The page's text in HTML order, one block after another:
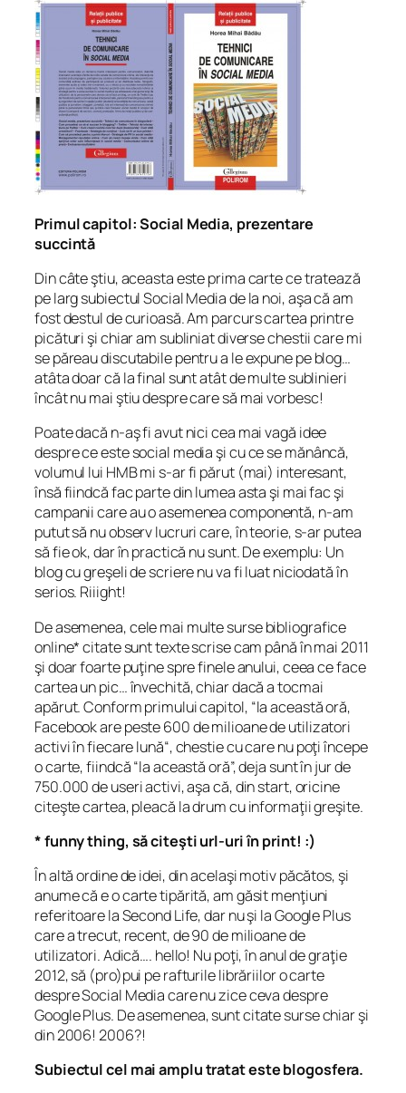
Primul capitol: Social Media, prezentare
succintă
Din câte ştiu, aceasta este prima carte ce tratează
pe larg subiectul Social Media de la noi, aşa că am
fost destul de curioasă. Am parcurs cartea printre
picături şi chiar am subliniat diverse chestii care mi
se păreau discutabile pentru a le expune pe blog…
atâta doar că la final sunt atât de multe sublinieri
încât nu mai ştiu despre care să mai vorbesc!
Poate dacă n-aş fi avut nici cea mai vagă idee
despre ce este social media şi cu ce se mănâncă,
volumul lui HMB mi s-ar fi părut (mai) interesant,
însă fiindcă fac parte din lumea asta şi mai fac şi
campanii care au o asemenea componentă, n-am
putut să nu observ lucruri care, în teorie, s-ar putea
să fie ok, dar în practică nu sunt. De exemplu: Un
blog cu greşeli de scriere nu va fi luat niciodată în
serios. Riiight!
De asemenea, cele mai multe surse bibliografice
online* citate sunt texte scrise cam până în mai 2011
şi doar foarte puţine spre finele anului, ceea ce face
cartea un pic… învechită, chiar dacă a tocmai
apărut. Conform primului capitol, “la această oră,
Facebook are peste 600 de milioane de utilizatori
activi în fiecare lună“, chestie cu care nu poţi începe
o carte, fiindcă “la această oră”, deja sunt în jur de
750.000 de useri activi, aşa că, din start, oricine
citeşte cartea, pleacă la drum cu informaţii greşite.
* funny thing, să citeşti url-uri în print! :)
În altă ordine de idei, din acelaşi motiv păcătos, şi
anume că e o carte tipărită, am găsit menţiuni
referitoare la Second Life, dar nu şi la Google Plus
care a trecut, recent, de 90 de milioane de
utilizatori. Adică…. hello! Nu poţi, în anul de graţie
2012, să (pro)pui pe rafturile librăriilor o carte
despre Social Media care nu zice ceva despre
Google Plus. De asemenea, sunt citate surse chiar şi
din 2006! 2006?!
Subiectul cel mai amplu tratat este blogosfera.